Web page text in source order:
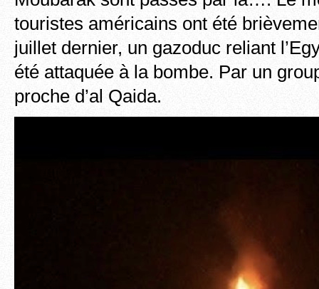
touristes américains ont été
juillet dernier, un gazoduc reliant
été attaquée à la bombe. Par un
proche d’al Qaida.